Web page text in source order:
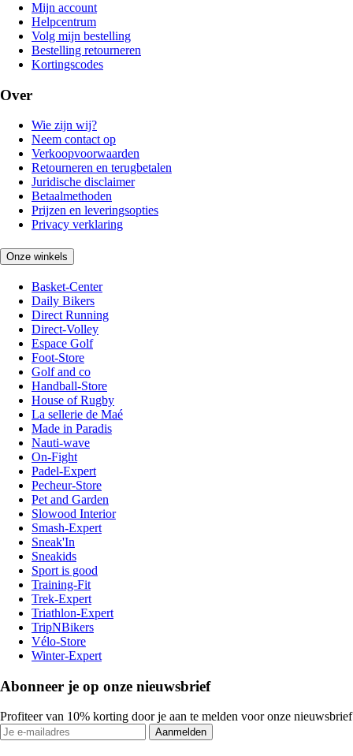
Mijn account
Helpcentrum
Volg mijn bestelling
Bestelling retourneren
Kortingscodes
Over
Wie zijn wij?
Neem contact op
Verkoopvoorwaarden
Retourneren en terugbetalen
Juridische disclaimer
Betaalmethoden
Prijzen en leveringsopties
Privacy verklaring
Onze winkels
Basket-Center
Daily Bikers
Direct Running
Direct-Volley
Espace Golf
Foot-Store
Golf and co
Handball-Store
House of Rugby
La sellerie de Maé
Made in Paradis
Nauti-wave
On-Fight
Padel-Expert
Pecheur-Store
Pet and Garden
Slowood Interior
Smash-Expert
Sneak'In
Sneakids
Sport is good
Training-Fit
Trek-Expert
Triathlon-Expert
TripNBikers
Vélo-Store
Winter-Expert
Abonneer je op onze nieuwsbrief
Profiteer van 10% korting door je aan te melden voor onze nieuwsbrief
Aanmelden